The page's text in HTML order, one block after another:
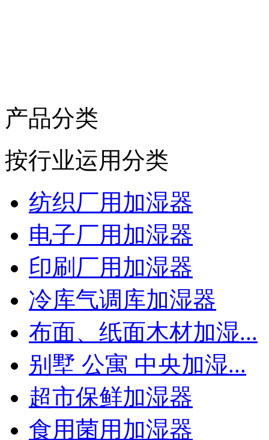
产品分类
按行业运用分类
纺织厂用加湿器
电子厂用加湿器
印刷厂用加湿器
冷库气调库加湿器
布面、纸面木材加湿...
别墅 公寓 中央加湿...
超市保鲜加湿器
食用菌用加湿器